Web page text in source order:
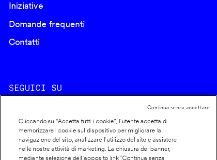
Iniziative
Domande frequenti
Contatti
SEGUICI SU
Cookie policy
Cliccando su “Accetta tutti i cookie”, l'utente accetta di
memorizzare i cookie sul dispositivo per migliorare la
navigazione del sito, analizzare l'utilizzo del sito e assistere
nelle nostre attività di marketing. La chiusura del banner,
mediante selezione dell’apposito link "Continua senza
Continua senza accettare